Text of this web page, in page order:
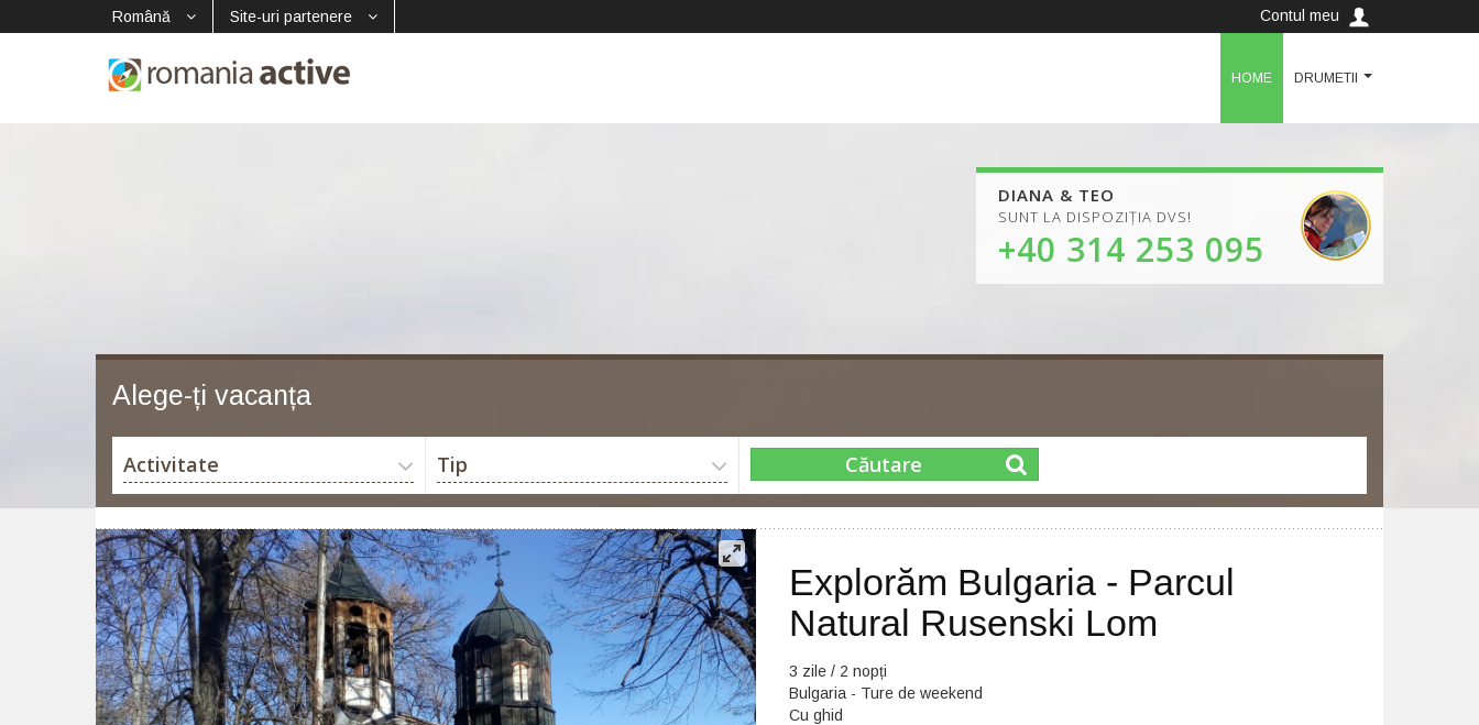
Română Site-uri partenere Contul meu
HOME DRUMETII
DIANA & TEO
SUNT LA DISPOZIȚIA DVS!
+40 314 253 095
Alege-ți vacanța
Activitate Tip Căutare
Explorăm Bulgaria - Parcul
Natural Rusenski Lom
3 zile / 2 nopți
Bulgaria - Ture de weekend
Cu ghid